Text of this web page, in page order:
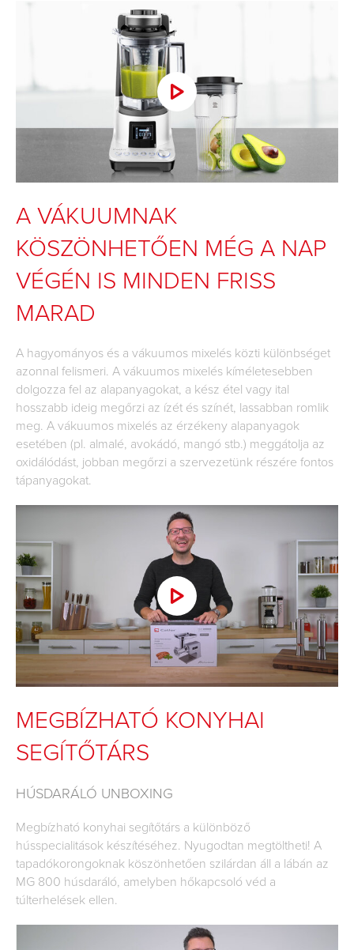
A VÁKUUMNAK
KÖSZÖNHETŐEN MÉG A NAP
VÉGÉN IS MINDEN FRISS
MARAD
A hagyományos és a vákuumos mixelés közti különbséget
azonnal felismeri. A vákuumos mixelés kíméletesebben
dolgozza fel az alapanyagokat, a kész étel vagy ital
hosszabb ideig megőrzi az ízét és színét, lassabban romlik
meg. A vákuumos mixelés az érzékeny alapanyagok
esetében (pl. almalé, avokádó, mangó stb.) meggátolja az
oxidálódást, jobban megőrzi a szervezetünk részére fontos
tápanyagokat.
MEGBÍZHATÓ KONYHAI
SEGÍTŐTÁRS
HÚSDARÁLÓ UNBOXING
Megbízható konyhai segítőtárs a különböző
hússpecialitások készítéséhez. Nyugodtan megtöltheti! A
tapadókorongoknak köszönhetően szilárdan áll a lábán az
MG 800 húsdaráló, amelyben hőkapcsoló véd a
túlterhelések ellen.